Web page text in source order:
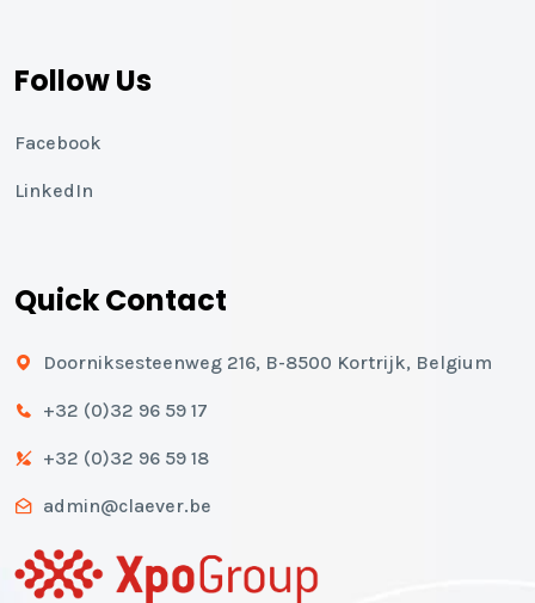
Follow Us
Facebook
LinkedIn
Quick Contact
Doorniksesteenweg 216, B-8500 Kortrijk, Belgium
+32 (0)32 96 59 17
+32 (0)32 96 59 18
admin@claever.be